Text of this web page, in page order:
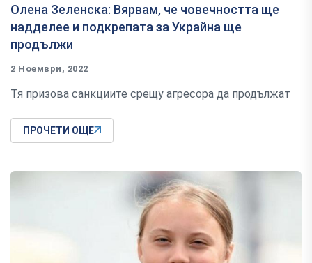
Олена Зеленска: Вярвам, че човечността ще
надделее и подкрепата за Украйна ще
продължи
2 Ноември, 2022
Тя призова санкциите срещу агресора да продължат
ПРОЧЕТИ ОЩЕ